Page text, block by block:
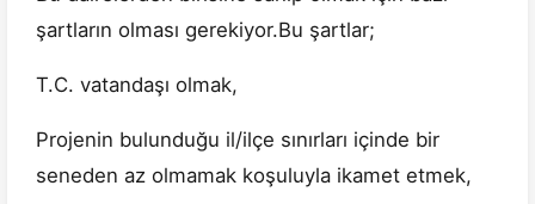
şartların olması gerekiyor.Bu şartlar;
T.C. vatandaşı olmak,
Projenin bulunduğu il/ilçe sınırları içinde bir
seneden az olmamak koşuluyla ikamet etmek,